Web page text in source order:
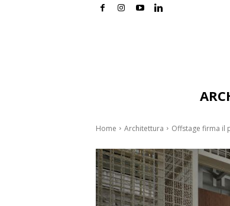
Home Architettura Offstage firma il